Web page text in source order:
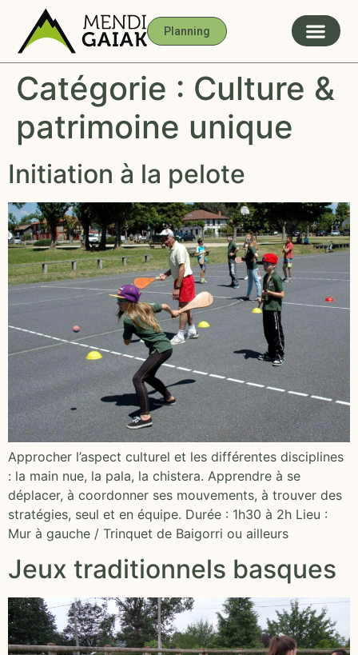
Planning
Catégorie : Culture &
patrimoine unique
Initiation à la pelote
Approcher l’aspect culturel et les différentes disciplines
: la main nue, la pala, la chistera. Apprendre à se
déplacer, à coordonner ses mouvements, à trouver des
stratégies, seul et en équipe. Durée : 1h30 à 2h Lieu :
Mur à gauche / Trinquet de Baigorri ou ailleurs
Jeux traditionnels basques